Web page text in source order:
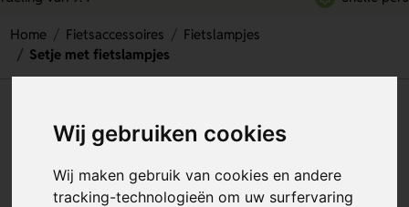
Wij gebruiken cookies
Wij maken gebruik van cookies en andere
tracking-technologieën om uw surfervaring
Home Fietsaccessoires
Fietslampjes
Setje met fietslampjes
Setje met fietslampjes
Artikelnummer: